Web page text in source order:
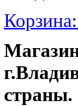
Корзина:
страны.